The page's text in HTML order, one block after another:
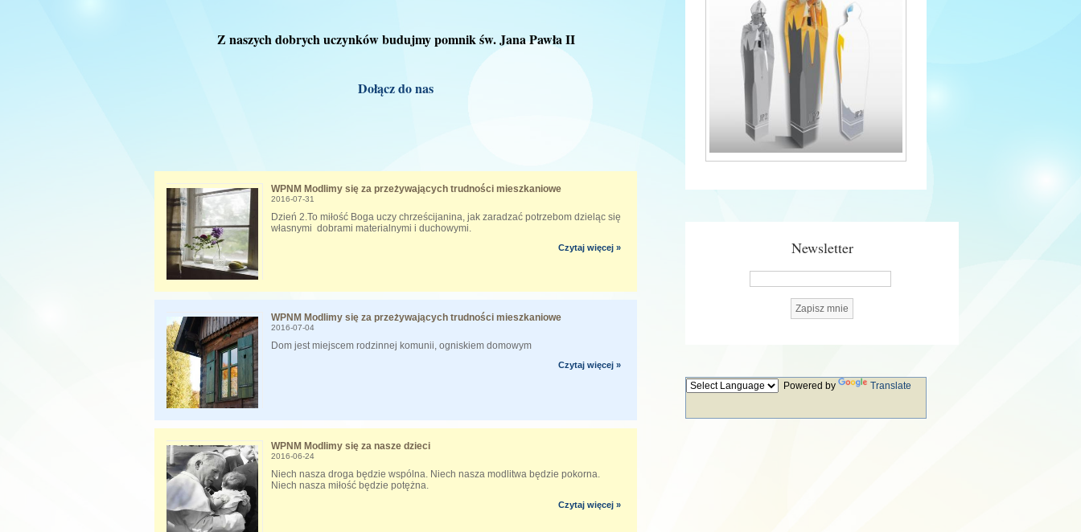
Z naszych dobrych uczynków budujmy pomnik św. Jana Pawła II
Dołącz do nas
WPNM Modlimy się za przeżywających trudności mieszkaniowe
2016-07-31
Dzień 2.To miłość Boga uczy chrześcijanina, jak zaradzać potrzebom dzieląc się
własnymi dobrami materialnymi i duchowymi.
Czytaj więcej »
WPNM Modlimy się za przeżywających trudności mieszkaniowe
2016-07-04
Dom jest miejscem rodzinnej komunii, ogniskiem domowym
Czytaj więcej »
WPNM Modlimy się za nasze dzieci
2016-06-24
Niech nasza droga będzie wspólna. Niech nasza modlitwa będzie pokorna.
Niech nasza miłość będzie potężna.
Czytaj więcej »
Newsletter
Powered by Translate